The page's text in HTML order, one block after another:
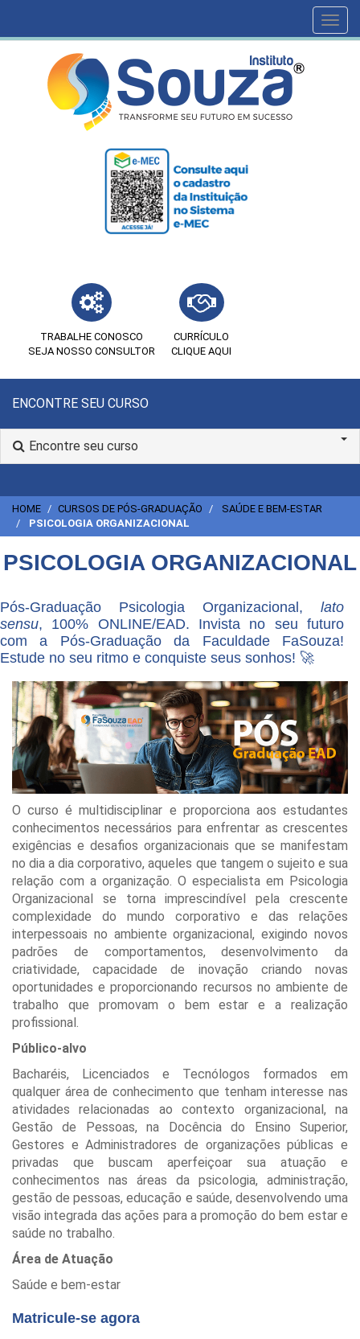
TRABALHE CONOSCO
SEJA NOSSO CONSULTOR
CURRÍCULO
CLIQUE AQUI
ENCONTRE SEU CURSO
Encontre seu curso
HOME CURSOS DE PÓS-GRADUAÇÃO
SAÚDE E BEM-ESTAR
PSICOLOGIA ORGANIZACIONAL
PSICOLOGIA ORGANIZACIONAL
Pós-Graduação Psicologia Organizacional, lato
sensu, 100% ONLINE/EAD. Invista no seu futuro
com a Pós-Graduação da Faculdade FaSouza!
Estude no seu ritmo e conquiste seus sonhos! 🚀
O curso é multidisciplinar e proporciona aos estudantes
conhecimentos necessários para enfrentar as crescentes
exigências e desafios organizacionais que se manifestam
no dia a dia corporativo, aqueles que tangem o sujeito e sua
relação com a organização. O especialista em Psicologia
Organizacional se torna imprescindível pela crescente
complexidade do mundo corporativo e das relações
interpessoais no ambiente organizacional, exigindo novos
padrões de comportamentos, desenvolvimento da
criatividade, capacidade de inovação criando novas
oportunidades e proporcionando recursos no ambiente de
trabalho que promovam o bem estar e a realização
profissional.
Público-alvo
Bacharéis, Licenciados e Tecnólogos formados em
qualquer área de conhecimento que tenham interesse nas
atividades relacionadas ao contexto organizacional, na
Gestão de Pessoas, na Docência do Ensino Superior,
Gestores e Administradores de organizações públicas e
privadas que buscam aperfeiçoar sua atuação e
conhecimentos nas áreas da psicologia, administração,
gestão de pessoas, educação e saúde, desenvolvendo uma
visão integrada das ações para a promoção do bem estar e
saúde no trabalho.
Área de Atuação
Saúde e bem-estar
Matricule-se agora